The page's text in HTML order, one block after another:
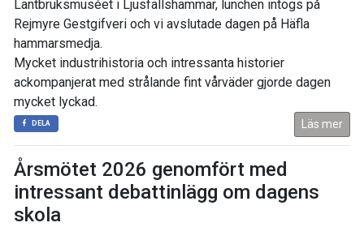
Lantbruksmuséet i Ljusfallshammar, lunchen intogs på
Rejmyre Gestgifveri och vi avslutade dagen på Häfla
hammarsmedja.
Mycket industrihistoria och intressanta historier
ackompanjerat med strålande fint vårväder gjorde dagen
mycket lyckad.
DELA Läs mer
Årsmötet 2026 genomfört med
intressant debattinlägg om dagens
skola